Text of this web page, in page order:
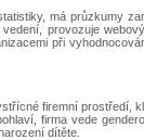
má průzkumy
provozuje
při
firemní prostředí,
firma vede
dítěte.